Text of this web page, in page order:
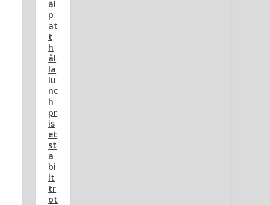
äl
p
at
t
h
ål
la
lu
nc
h
pr
is
et
st
a
bi
lt
tr
ot